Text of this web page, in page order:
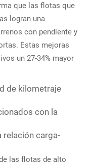
que las flotas que
logran una
con pendiente y
Estas mejoras
un 27-34% mayor
de kilometraje
con la
relación carga-
las flotas de alto